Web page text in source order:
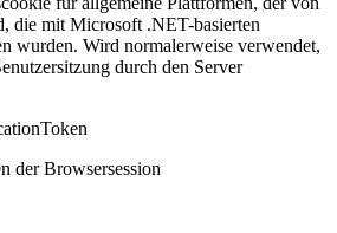
die mit Microsoft .NET-basierten
wurden. Wird normalerweise verwendet,
durch den Server
der Browsersession